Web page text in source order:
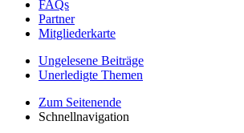
FAQs
Partner
Mitgliederkarte
Ungelesene Beiträge
Unerledigte Themen
Zum Seitenende
Schnellnavigation